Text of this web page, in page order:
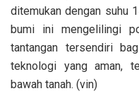
ditemukan dengan suhu
bumi ini mengelilingi
tantangan tersendiri
teknologi yang aman,
bawah tanah. (vin)